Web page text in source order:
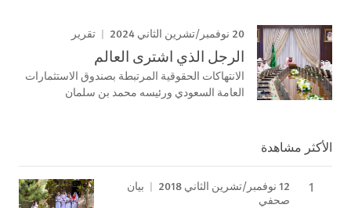
20 نوفمبر/تشرين الثاني 2024 تقرير
الرجل الذي اشترى العالم
الانتهاكات الحقوقية المرتبطة بصندوق الاستثمارات
العامة السعودي ورئيسه محمد بن سلمان
الأكثر مشاهدة
12 نوفمبر/تشرين الثاني 2018
بيان
صحفي